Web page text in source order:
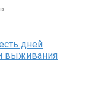
дней
выживания